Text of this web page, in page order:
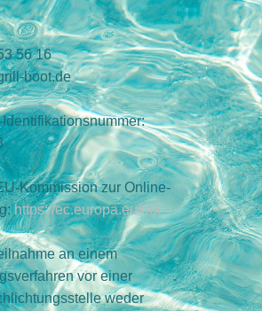
56 16
boot.de
Kommission zur Online-
https://ec.europa.eu/odr
an einem
vor einer
weder